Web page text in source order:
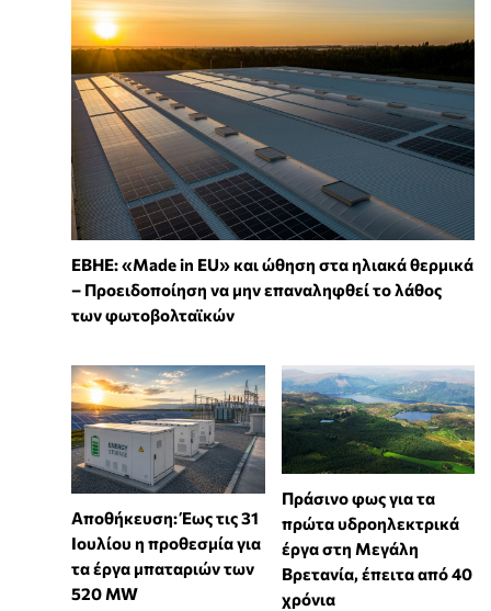
ΕΒΗΕ: «Made in EU» και ώθηση στα ηλιακά θερμικά
– Προειδοποίηση να μην επαναληφθεί το λάθος
των φωτοβολταϊκών
Αποθήκευση: Έως τις 31
Ιουλίου η προθεσμία για
τα έργα μπαταριών των
520 MW
Πράσινο φως για τα
πρώτα υδροηλεκτρικά
έργα στη Μεγάλη
Βρετανία, έπειτα από 40
χρόνια